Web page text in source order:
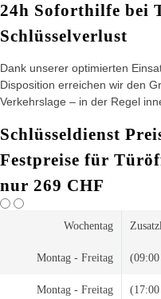
24h Soforthilfe bei
Schlüsselverlust
Dank unserer optimierten
Disposition erreichen wir den
Verkehrslage – in der Regel
Schlüsseldienst
Festpreise für
nur 269 CHF
Wochentag
Montag - Freitag
Montag - Freitag